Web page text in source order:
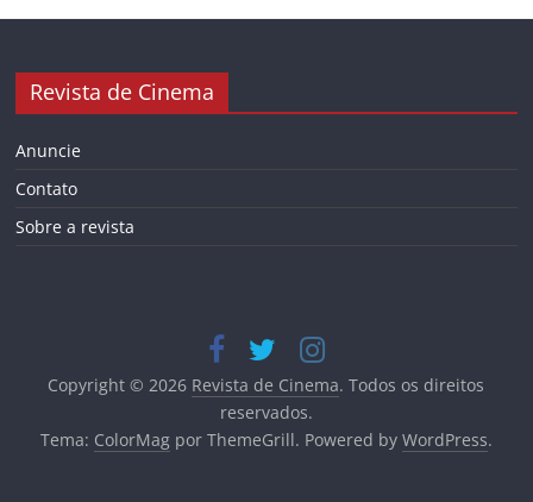
Revista de Cinema
Anuncie
Contato
Sobre a revista
Copyright © 2026 Revista de Cinema. Todos os direitos
reservados.
Tema: ColorMagpor ThemeGrill. Powered by WordPress.